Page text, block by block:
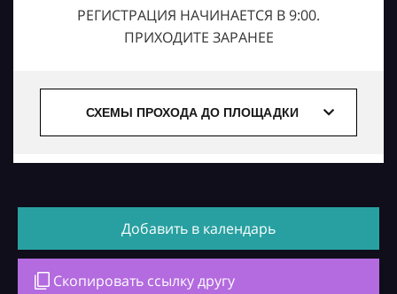
РЕГИСТРАЦИЯ НАЧИНАЕТСЯ В 9:00.
ПРИХОДИТЕ ЗАРАНЕЕ
СХЕМЫ ПРОХОДА ДО ПЛОЩАДКИ
Добавить в календарь
Скопировать ссылку другу